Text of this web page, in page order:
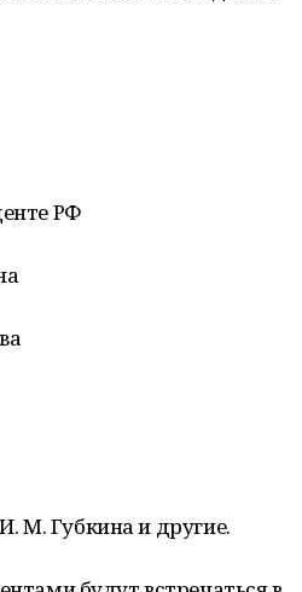
РФ
М. Губкина и другие.